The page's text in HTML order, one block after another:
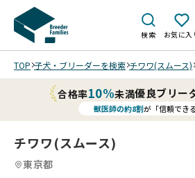
検索 お気に入
TOP 子犬・ブリーダーを検索 チワワ(スムース)
合格率10%未満優良ブリー
獣医師の約8割が「信頼でき
チワワ(スムース)
東京都